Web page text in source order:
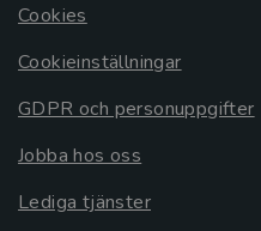
Cookies
Cookieinställningar
GDPR och personuppgifter
Jobba hos oss
Lediga tjänster